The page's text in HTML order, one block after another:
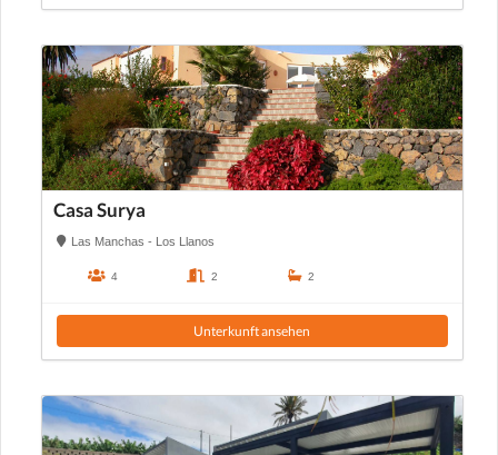
Casa Surya
Las Manchas - Los Llanos
4 2 2
Unterkunft ansehen